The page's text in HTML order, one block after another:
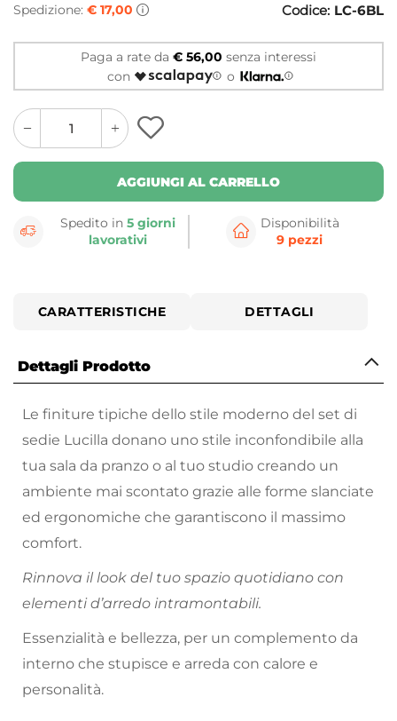
Spedizione: € 17,00 Codice: LC-6BL
Paga a rate da € 56,00 senza interessi
con
o
quantity
button
quantity
minus
button
AGGIUNGI AL CARRELLO
Spedito in5 giorni
lavorativi
Disponibilità
9 pezzi
CARATTERISTICHE DETTAGLI
Dettagli Prodotto
Le finiture tipiche dello stile moderno del set di
sedie Lucilla donano uno stile inconfondibile alla
tua sala da pranzo o al tuo studio creando un
ambiente mai scontato grazie alle forme slanciate
ed ergonomiche che garantiscono il massimo
comfort.
Rinnova il look del tuo spazio quotidiano con
elementi d’arredo intramontabili.
Essenzialità e bellezza, per un complemento da
interno che stupisce e arreda con calore e
personalità.